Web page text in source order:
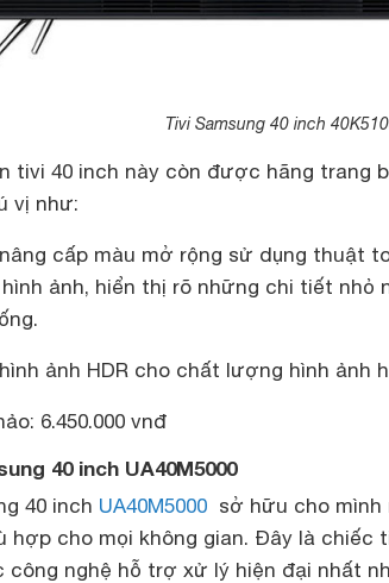
Tivi Samsung 40 inch
tivi 40 inch này còn được hãng trang
vị như:
cấp màu mở rộng sử dụng thuật
ảnh, hiển thị rõ những chi tiết nhỏ
ảnh HDR cho chất lượng hình ảnh
6.450.000 vnđ
40 inch UA40M5000
40 inch UA40M5000 sở hữu cho mình
hợp cho mọi không gian. Đây là chiếc
công nghệ hỗ trợ xử lý hiện đại nhất